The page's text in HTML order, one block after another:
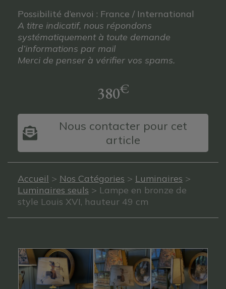
Possibilité d’envoi : France / International
A titre indicatif, nous répondons
systématiquement à toute demande
d’informations par mail
Merci de penser à vérifier vos spams.
380€
Nous contacter pour cet
article
Accueil > Nos Catégories > Luminaires >
Luminaires seuls > Lampe en bronze de
style Louis XVI, hauteur 49 cm